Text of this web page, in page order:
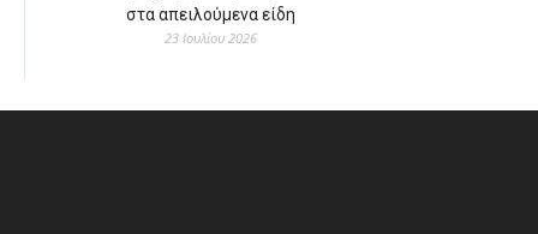
στα απειλούμενα είδη
23 Ιουλίου 2026